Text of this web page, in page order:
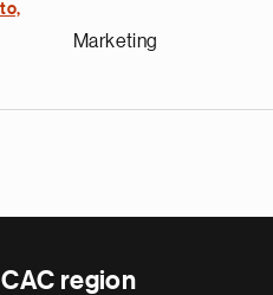
Marketing
region